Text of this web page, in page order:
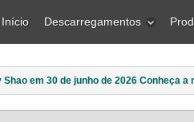
Início Descarregamentos
em 11 de março de 2026 Qual é o